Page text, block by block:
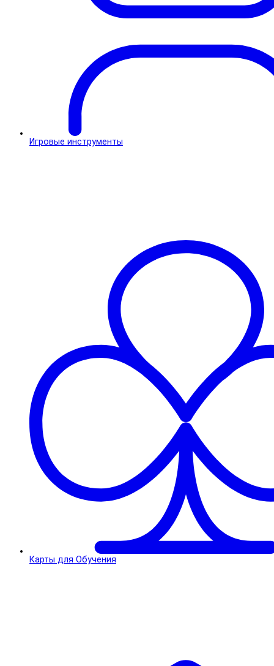
Игровые инструменты
Карты для Обучения